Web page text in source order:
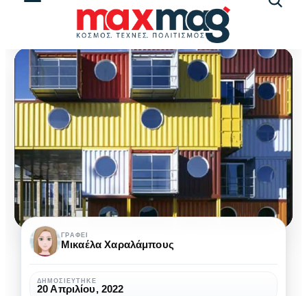
Εναλλακτική
Αρχιτεκτονική:
Container
ΓΡΆΦΕΙ
Mικαέλα Χαραλάμπους
ΔΗΜΟΣΙΕΎΤΗΚΕ
20 Απριλίου, 2022